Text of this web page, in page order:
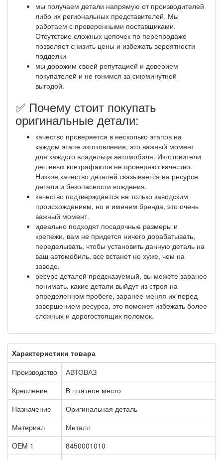
мы получаем детали напрямую от производителей
либо их региональных представителей. Мы
работаем с проверенными поставщиками.
Отсутствие сложных цепочек по перепродаже
позволяет снизить цены и избежать вероятности
подделки
мы дорожим своей репутацией и доверием
покупателей и не гонимся за сиюминутной
выгодой.
✅ Почему стоит покупать
оригинальные детали:
качество проверяется в несколько этапов на
каждом этапе изготовления, это важный момент
для каждого владельца автомобиля. Изготовители
дешевых контрафактов не проверяют качество.
Низкое качество деталей сказывается на ресурсе
детали и безопасности вождения.
качество подтверждается не только заводским
происхождением, но и именем бренда, это очень
важный момент.
идеально подходят посадочные размеры и
крепежи, вам не придется ничего дорабатывать,
переделывать, чтобы установить данную деталь на
ваш автомобиль, все встанет не хуже, чем на
заводе.
ресурс деталей предсказуемый, вы можете заранее
понимать, какие детали выйдут из строя на
определенном пробеге, заранее меняя их перед
завершением ресурса, это поможет избежать более
сложных и дорогостоящих поломок.
Характеристики товара
Производство
АВТОВАЗ
Крепление
В штатное место
Назначение
Оригинальная деталь
Материал
Металл
OEM 1
8450001010